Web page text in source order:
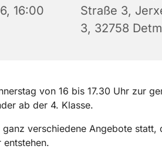
16:00
Straße 3,
3, 32758
von 16 bis 17.30 Uhr zur
ab der 4. Klasse.
verschiedene Angebote statt,
entstehen.